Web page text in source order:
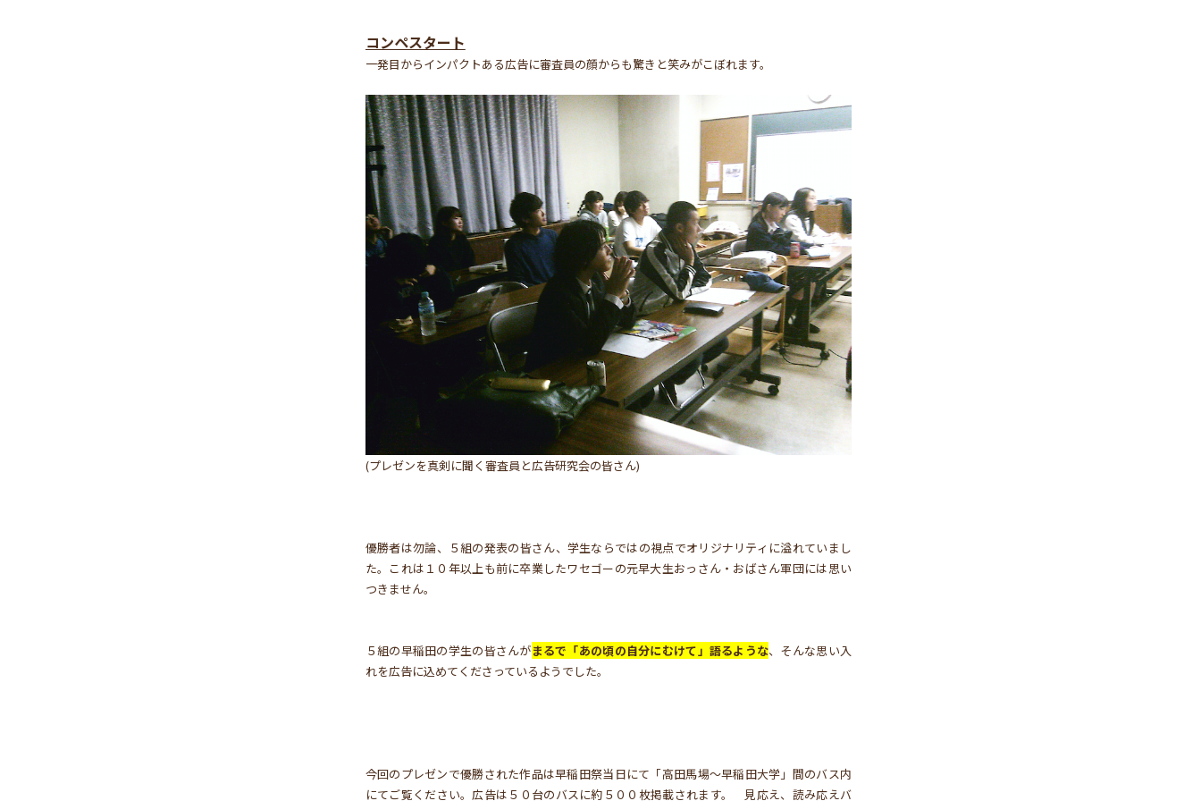
コンペスタート
一発目からインパクトある広告に審査員の顔からも驚きと笑みがこぼれます。
(プレゼンを真剣に聞く審査員と広告研究会の皆さん)
優勝者は勿論、５組の発表の皆さん、学生ならではの視点でオリジナリティに溢れていまし
た。これは１０年以上も前に卒業したワセゴーの元早大生おっさん・おばさん軍団には思い
つきません。
５組の早稲田の学生の皆さんがまるで「あの頃の自分にむけて」語るような、そんな思い入
れを広告に込めてくださっているようでした。
今回のプレゼンで優勝された作品は早稲田祭当日にて「高田馬場～早稲田大学」間のバス内
にてご覧ください。広告は５０台のバスに約５００枚掲載されます。 見応え、読み応えバ